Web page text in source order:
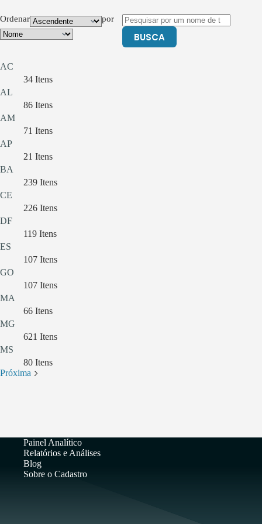
Ordenar por
BUSCA
AC
34 Itens
AL
86 Itens
AM
71 Itens
AP
21 Itens
BA
239 Itens
CE
226 Itens
DF
119 Itens
ES
107 Itens
GO
107 Itens
MA
66 Itens
MG
621 Itens
MS
80 Itens
Próxima
Painel Analítico
Relatórios e Análises
Blog
Sobre o Cadastro